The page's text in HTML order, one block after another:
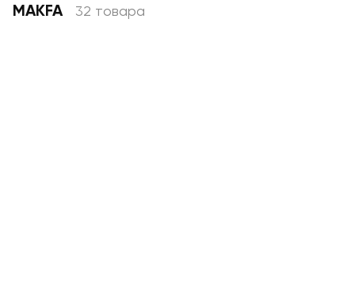
MAKFA 32 товара